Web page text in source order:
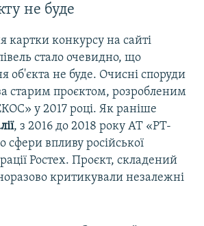
не буде
картки конкурсу на сайті
стало очевидно, що
об'єкта не буде. Очисні споруди
старим проєктом, розробленим
у 2017 році. Як раніше
, з 2016 до 2018 року АТ «РТ-
впливу російської
Ростех. Проєкт, складений
критикували незалежні